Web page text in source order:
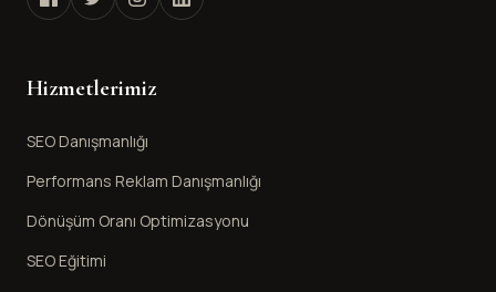
Hizmetlerimiz
SEO Danışmanlığı
Performans Reklam Danışmanlığı
Dönüşüm Oranı Optimizasyonu
SEO Eğitimi